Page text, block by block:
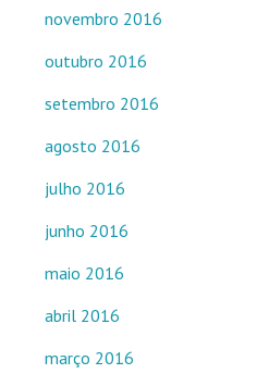
novembro 2016
outubro 2016
setembro 2016
agosto 2016
julho 2016
junho 2016
maio 2016
abril 2016
março 2016